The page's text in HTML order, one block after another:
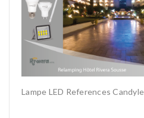
Lampe LED References